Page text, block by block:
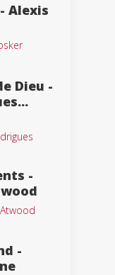
Alexis
Dieu -
-
-